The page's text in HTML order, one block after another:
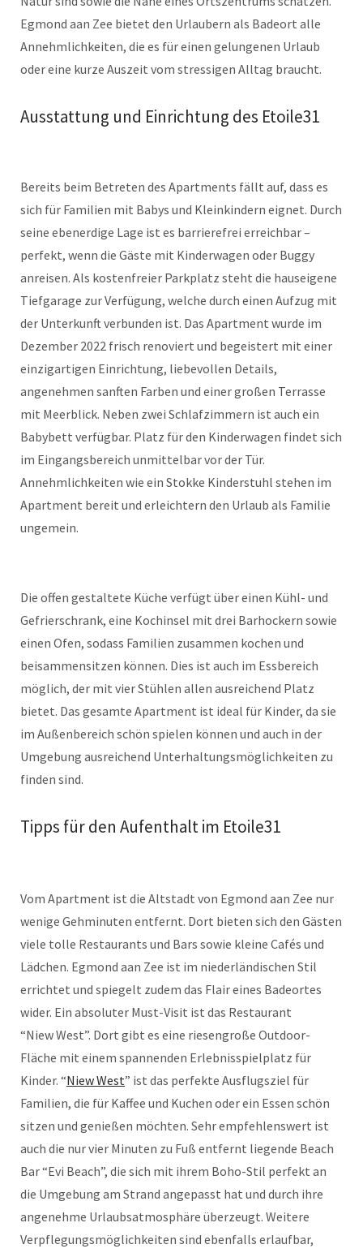
Egmond aan Zee bietet den Urlaubern als Badeort alle
Annehmlichkeiten, die es für einen gelungenen Urlaub
oder eine kurze Auszeit vom stressigen Alltag braucht.
Ausstattung und Einrichtung des Etoile31
Bereits beim Betreten des Apartments fällt auf, dass es
sich für Familien mit Babys und Kleinkindern eignet. Durch
seine ebenerdige Lage ist es barrierefrei erreichbar –
perfekt, wenn die Gäste mit Kinderwagen oder Buggy
anreisen. Als kostenfreier Parkplatz steht die hauseigene
Tiefgarage zur Verfügung, welche durch einen Aufzug mit
der Unterkunft verbunden ist. Das Apartment wurde im
Dezember 2022 frisch renoviert und begeistert mit einer
einzigartigen Einrichtung, liebevollen Details,
angenehmen sanften Farben und einer großen Terrasse
mit Meerblick. Neben zwei Schlafzimmern ist auch ein
Babybett verfügbar. Platz für den Kinderwagen findet sich
im Eingangsbereich unmittelbar vor der Tür.
Annehmlichkeiten wie ein Stokke Kinderstuhl stehen im
Apartment bereit und erleichtern den Urlaub als Familie
ungemein.
Die offen gestaltete Küche verfügt über einen Kühl- und
Gefrierschrank, eine Kochinsel mit drei Barhockern sowie
einen Ofen, sodass Familien zusammen kochen und
beisammensitzen können. Dies ist auch im Essbereich
möglich, der mit vier Stühlen allen ausreichend Platz
bietet. Das gesamte Apartment ist ideal für Kinder, da sie
im Außenbereich schön spielen können und auch in der
Umgebung ausreichend Unterhaltungsmöglichkeiten zu
finden sind.
Tipps für den Aufenthalt im Etoile31
Vom Apartment ist die Altstadt von Egmond aan Zee nur
wenige Gehminuten entfernt. Dort bieten sich den Gästen
viele tolle Restaurants und Bars sowie kleine Cafés und
Lädchen. Egmond aan Zee ist im niederländischen Stil
errichtet und spiegelt zudem das Flair eines Badeortes
wider. Ein absoluter Must-Visit ist das Restaurant
“Niew West”. Dort gibt es eine riesengroße Outdoor-
Fläche mit einem spannenden Erlebnisspielplatz für
Kinder. “Niew West” ist das perfekte Ausflugsziel für
Familien, die für Kaffee und Kuchen oder ein Essen schön
sitzen und genießen möchten. Sehr empfehlenswert ist
auch die nur vier Minuten zu Fuß entfernt liegende Beach
Bar “Evi Beach”, die sich mit ihrem Boho-Stil perfekt an
die Umgebung am Strand angepasst hat und durch ihre
angenehme Urlaubsatmosphäre überzeugt. Weitere
Verpflegungsmöglichkeiten sind ebenfalls erlaufbar,